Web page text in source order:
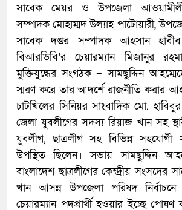
সাবেক মেয়র ও উপজেলা
সম্পাদক মোহাম্মদ উল্যাহ পাটোয়ারী,
সাবেক দপ্তর সম্পাদক আহসান
বিআরডিবি’র চেয়ারম্যান মিজানুর
মুক্তিযুদ্ধের সংগঠক – সামছুদ্দিন
স্মরণ করে তার আদর্শে রাজনীতি করার
চাটখিলের সিনিয়র সাংবাদিক মো.
জেলা যুবলীগের সদস্য রিয়াজ খান সহ
যুবলীগ, ছাত্রলীগ সহ বিভিন্ন সহযোগী
উপস্থিত ছিলেন। সভায় সামছুদ্দিন
বাংলাদেশ ছাত্রলীগের কেন্দ্রীয়
খান আসন্ন উপজেলা পরিষদ
চেয়ারম্যান পদপ্রার্থী হওয়ার ইচ্ছে